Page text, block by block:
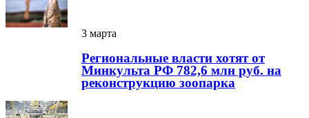
3 марта
Региональные власти хотят от
Минкульта РФ 782,6 млн руб. на
реконструкцию зоопарка